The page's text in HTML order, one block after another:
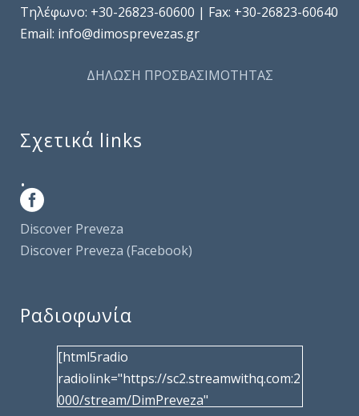
Τηλέφωνo: +30-26823-60600 | Fax: +30-26823-60640
Email: info@dimosprevezas.gr
ΔΗΛΩΣΗ ΠΡΟΣΒΑΣΙΜΟΤΗΤΑΣ
Σχετικά links
.
Discover Preveza
Discover Preveza (Facebook)
Ραδιοφωνία
[html5radio
radiolink="https://sc2.streamwithq.com:2
000/stream/DimPreveza"